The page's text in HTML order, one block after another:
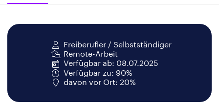
Freiberufler / Selbstständiger
Remote-Arbeit
Verfügbar ab: 08.07.2025
Verfügbar zu: 90%
davon vor Ort: 20%